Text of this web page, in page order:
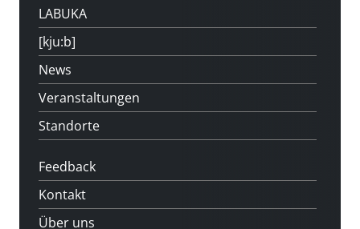
LABUKA
[kju:b]
News
Veranstaltungen
Standorte
Feedback
Kontakt
Über uns